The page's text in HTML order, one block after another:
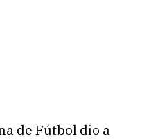
de Fútbol dio a